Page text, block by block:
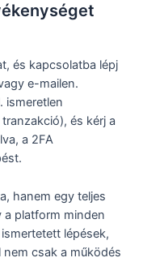
és kapcsolatba lépj
e-mailen.
ismeretlen
és kérj a
a 2FA
hanem egy teljes
a platform minden
lépések,
csak a működés